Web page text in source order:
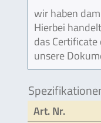
wir haben
Hierbei
das
unsere
Art. Nr.